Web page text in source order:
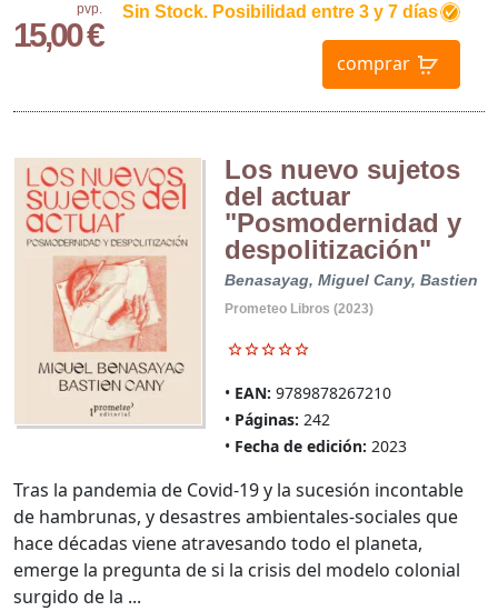
pvp.
15,00 €
Sin Stock. Posibilidad entre 3 y 7 días
comprar
Los nuevo sujetos
del actuar
"Posmodernidad y
despolitización"
Benasayag, Miguel Cany, Bastien
Prometeo Libros (2023)
EAN: 9789878267210
Páginas: 242
Fecha de edición: 2023
Tras la pandemia de Covid-19 y la sucesión incontable
de hambrunas, y desastres ambientales-sociales que
hace décadas viene atravesando todo el planeta,
emerge la pregunta de si la crisis del modelo colonial
surgido de la ...